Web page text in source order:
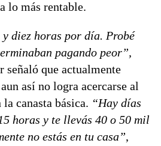
lo más rentable.
diez horas por día. Probé
pagando peor”,
que actualmente
así no logra acercarse al
canasta básica. “Hay días
horas y te llevás 40 o 50 mil
no estás en tu casa”,